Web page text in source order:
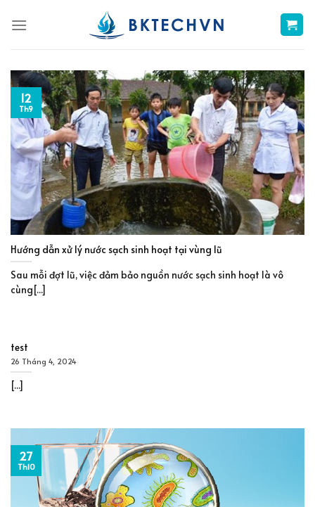
Hướng dẫn xử lý nước sạch sinh hoạt tại vùng lũ
Sau mỗi đợt lũ, việc đảm bảo nguồn nước sạch sinh hoạt là vô
cùng[...]
12
Th9
test
26 Tháng 4, 2024
[...]
27
Th10